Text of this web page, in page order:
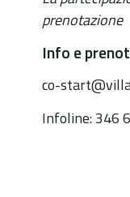
Nell'ambito
dei
workshop
che
Co-
prenotazione
Info e
co-
Infoline: 346